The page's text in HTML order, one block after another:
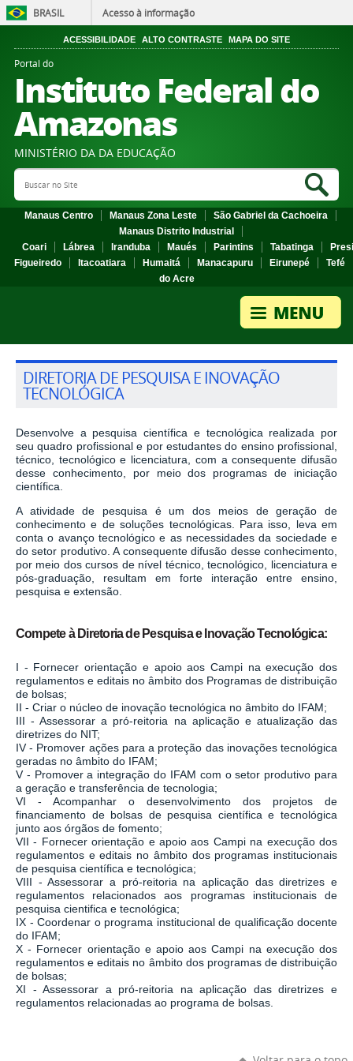
BRASIL Acesso à informação
ACESSIBILIDADE ALTO CONTRASTE MAPA DO SITE
Portal do
Instituto Federal do
Amazonas
MINISTÉRIO DA DA EDUCAÇÃO
Search Site
Manaus Centro Manaus Zona Leste
São Gabriel da Cachoeira
Manaus Distrito Industrial
Coari
Lábrea Iranduba Maués Parintins Tabatinga
Figueiredo
Itacoatiara Humaitá Manacapuru Eirunepé
Tefé
do Acre
DIRETORIA DE PESQUISA E INOVAÇÃO
TECNOLÓGICA
Desenvolve a pesquisa científica e tecnológica realizada por
seu quadro profissional e por estudantes do ensino profissional,
técnico, tecnológico e licenciatura, com a consequente difusão
desse conhecimento, por meio dos programas de iniciação
científica.
A atividade de pesquisa é um dos meios de geração de
conhecimento e de soluções tecnológicas. Para isso, leva em
conta o avanço tecnológico e as necessidades da sociedade e
do setor produtivo. A consequente difusão desse conhecimento,
por meio dos cursos de nível técnico, tecnológico, licenciatura e
pós-graduação, resultam em forte interação entre ensino,
pesquisa e extensão.
Compete à Diretoria de Pesquisa e Inovação Tecnológica:
I - Fornecer orientação e apoio aos Campi na execução dos
regulamentos e editais no âmbito dos Programas de distribuição
de bolsas;
II - Criar o núcleo de inovação tecnológica no âmbito do IFAM;
III - Assessorar a pró-reitoria na aplicação e atualização das
diretrizes do NIT;
IV - Promover ações para a proteção das inovações tecnológica
geradas no âmbito do IFAM;
V - Promover a integração do IFAM com o setor produtivo para
a geração e transferência de tecnologia;
VI - Acompanhar o desenvolvimento dos projetos de
financiamento de bolsas de pesquisa científica e tecnológica
junto aos órgãos de fomento;
VII - Fornecer orientação e apoio aos Campi na execução dos
regulamentos e editais no âmbito dos programas institucionais
de pesquisa científica e tecnológica;
VIII - Assessorar a pró-reitoria na aplicação das diretrizes e
regulamentos relacionados aos programas institucionais de
pesquisa cientifica e tecnológica;
IX - Coordenar o programa institucional de qualificação docente
do IFAM;
X - Fornecer orientação e apoio aos Campi na execução dos
regulamentos e editais no âmbito dos programas de distribuição
de bolsas;
XI - Assessorar a pró-reitoria na aplicação das diretrizes e
regulamentos relacionadas ao programa de bolsas.